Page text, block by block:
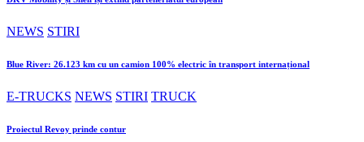
NEWS STIRI
Blue River: 26.123 km cu un camion 100% electric în transport internațional
E-TRUCKS NEWS STIRI TRUCK
Proiectul Revoy prinde contur